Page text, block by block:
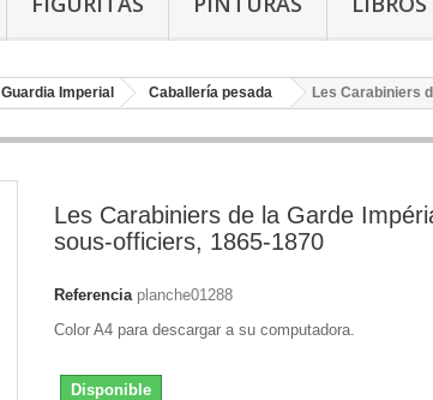
Guardia Imperial Caballería pesada Les Carabiniers
Les Carabiniers de la Garde
sous-officiers, 1865-1870
Referencia planche01288
Color A4 para descargar a su computadora.
Disponible